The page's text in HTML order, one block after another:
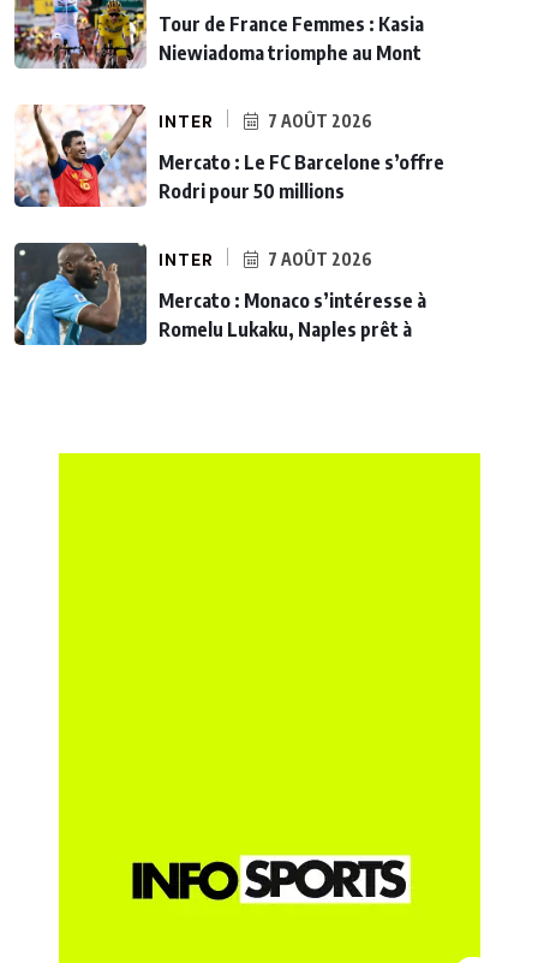
Tour de France Femmes : Kasia
Niewiadoma triomphe au Mont
INTER 7 AOÛT 2026
Mercato : Le FC Barcelone s’offre
Rodri pour 50 millions
INTER 7 AOÛT 2026
Mercato : Monaco s’intéresse à
Romelu Lukaku, Naples prêt à